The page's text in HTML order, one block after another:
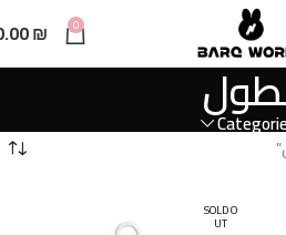
0
₪
SOLD O
UT